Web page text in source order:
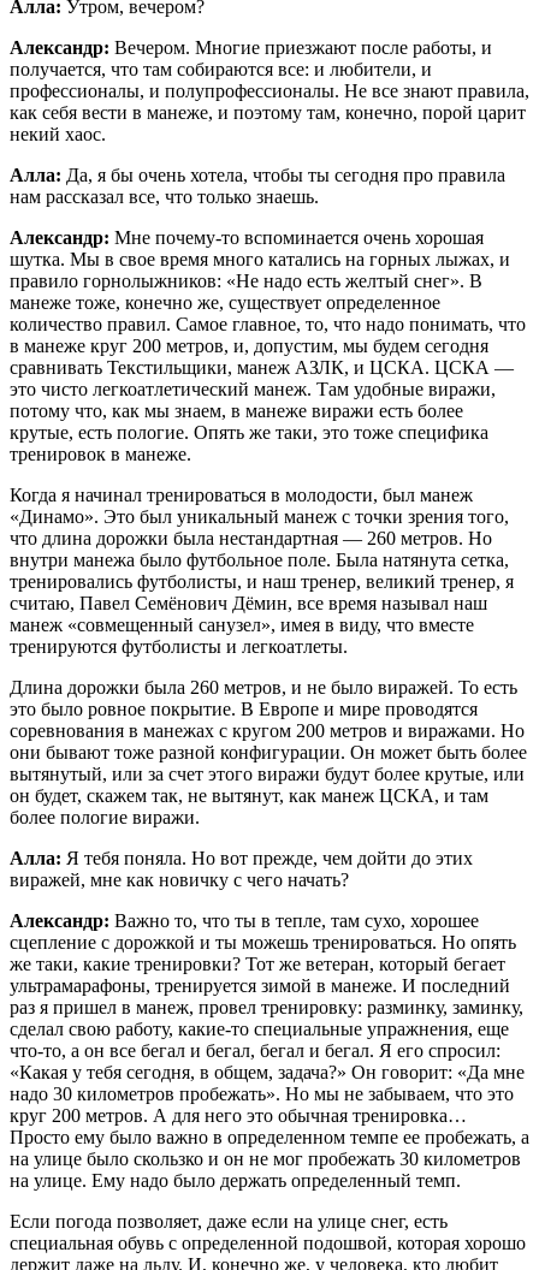
Алла: Утром, вечером?
Александр: Вечером. Многие приезжают после работы, и
получается, что там собираются все: и любители, и
профессионалы, и полупрофессионалы. Не все знают правила,
как себя вести в манеже, и поэтому там, конечно, порой царит
некий хаос.
Алла: Да, я бы очень хотела, чтобы ты сегодня про правила
нам рассказал все, что только знаешь.
Александр: Мне почему-то вспоминается очень хорошая
шутка. Мы в свое время много катались на горных лыжах, и
правило горнолыжников: «Не надо есть желтый снег». В
манеже тоже, конечно же, существует определенное
количество правил. Самое главное, то, что надо понимать, что
в манеже круг 200 метров, и, допустим, мы будем сегодня
сравнивать Текстильщики, манеж АЗЛК, и ЦСКА. ЦСКА —
это чисто легкоатлетический манеж. Там удобные виражи,
потому что, как мы знаем, в манеже виражи есть более
крутые, есть пологие. Опять же таки, это тоже специфика
тренировок в манеже.
Когда я начинал тренироваться в молодости, был манеж
«Динамо». Это был уникальный манеж с точки зрения того,
что длина дорожки была нестандартная — 260 метров. Но
внутри манежа было футбольное поле. Была натянута сетка,
тренировались футболисты, и наш тренер, великий тренер, я
считаю, Павел Семёнович Дёмин, все время называл наш
манеж «совмещенный санузел», имея в виду, что вместе
тренируются футболисты и легкоатлеты.
Длина дорожки была 260 метров, и не было виражей. То есть
это было ровное покрытие. В Европе и мире проводятся
соревнования в манежах с кругом 200 метров и виражами. Но
они бывают тоже разной конфигурации. Он может быть более
вытянутый, или за счет этого виражи будут более крутые, или
он будет, скажем так, не вытянут, как манеж ЦСКА, и там
более пологие виражи.
Алла: Я тебя поняла. Но вот прежде, чем дойти до этих
виражей, мне как новичку с чего начать?
Александр: Важно то, что ты в тепле, там сухо, хорошее
сцепление с дорожкой и ты можешь тренироваться. Но опять
же таки, какие тренировки? Тот же ветеран, который бегает
ультрамарафоны, тренируется зимой в манеже. И последний
раз я пришел в манеж, провел тренировку: разминку, заминку,
сделал свою работу, какие-то специальные упражнения, еще
что-то, а он все бегал и бегал, бегал и бегал. Я его спросил:
«Какая у тебя сегодня, в общем, задача?» Он говорит: «Да мне
надо 30 километров пробежать». Но мы не забываем, что это
круг 200 метров. А для него это обычная тренировка…
Просто ему было важно в определенном темпе ее пробежать, а
на улице было скользко и он не мог пробежать 30 километров
на улице. Ему надо было держать определенный темп.
Если погода позволяет, даже если на улице снег, есть
специальная обувь с определенной подошвой, которая хорошо
держит даже на льду. И, конечно же, у человека, кто любит